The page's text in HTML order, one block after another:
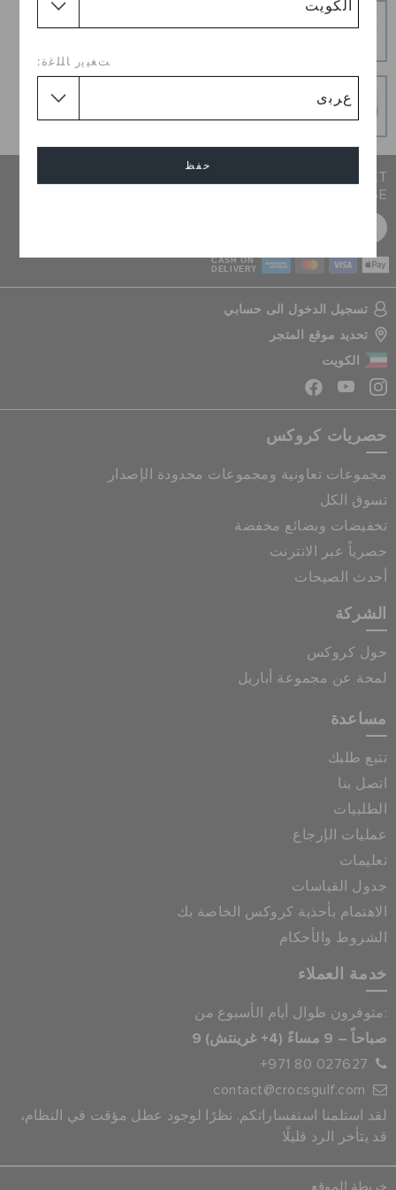
ﺖﻐﻴﻳﺭ ﺎﻠﻠﻏﺓ:
حفظ
إرجاع بدون عناء
JOIN CROCS CLUB & GET 15% OFF ON YOUR NEXT
PURCHASE
CASH ON
DELIVERY
تسجيل الدخول الى حسابي
تحديد موقع المتجر
الكويت
حصريات كروكس
مجموعات تعاونية ومجموعات محدودة الإصدار
تسوق الكل
تخفيضات وبضائع مخفضة
حصرياً عبر الانترنت
أحدث الصيحات
الشركة
حول كروكس
لمحة عن مجموعة أباريل
مساعدة
تتبع طلبك
اتصل بنا
الطلبيات
عمليات الإرجاع
تعليمات
جدول القياسات
الاهتمام بأحذية كروكس الخاصة بك
الشروط والأحكام
خدمة العملاء
متوفرون طوال أيام الأسبوع من:
9 صباحاً – 9 مساءً (4+ غرينتش)
+971 80 027627
contact@crocsgulf.com
لقد استلمنا استفساراتكم. نظرًا لوجود عطل مؤقت في النظام،
قد يتأخر الرد قليلًا
خريطة الموقع